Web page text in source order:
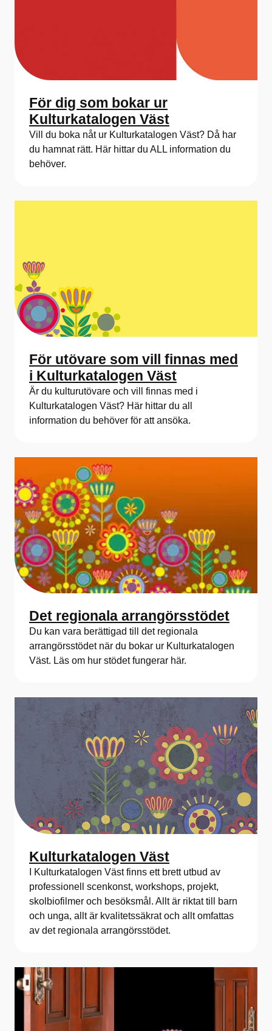
För dig som bokar ur
Kulturkatalogen Väst
Vill du boka nåt ur Kulturkatalogen Väst? Då har
du hamnat rätt. Här hittar du ALL information du
behöver.
För utövare som vill finnas med
i Kulturkatalogen Väst
Är du kulturutövare och vill finnas med i
Kulturkatalogen Väst? Här hittar du all
information du behöver för att ansöka.
Det regionala arrangörsstödet
Du kan vara berättigad till det regionala
arrangörsstödet när du bokar ur Kulturkatalogen
Väst. Läs om hur stödet fungerar här.
Kulturkatalogen Väst
I Kulturkatalogen Väst finns ett brett utbud av
professionell scenkonst, workshops, projekt,
skolbiofilmer och besöksmål. Allt är riktat till barn
och unga, allt är kvalitetssäkrat och allt omfattas
av det regionala arrangörsstödet.